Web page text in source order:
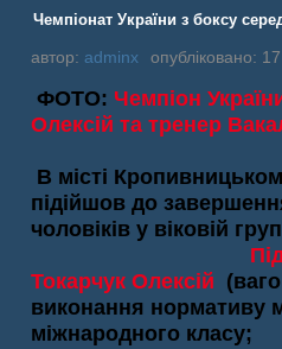
Чемпіонат України з боксу
автор: adminx опубліковано:
ФОТО: Чемпіон
Олексій та тренер
В місті
підійшов до
чоловіків у віковій
Токарчук Олексій
виконання нормативу
міжнародного класу;